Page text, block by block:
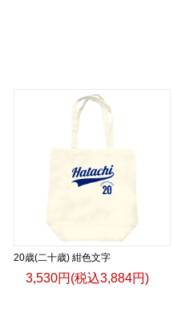
20歳(二十歳) 紺色文字
3,530円(税込3,884円)